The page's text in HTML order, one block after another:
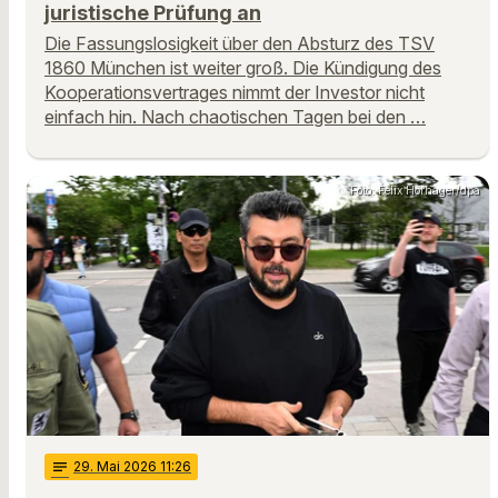
juristische Prüfung an
Die Fassungslosigkeit über den Absturz des TSV
1860 München ist weiter groß. Die Kündigung des
Kooperationsvertrages nimmt der Investor nicht
einfach hin. Nach chaotischen Tagen bei den …
Foto: Felix Hörhager/dpa
notes 29. Mai 2026 11:26